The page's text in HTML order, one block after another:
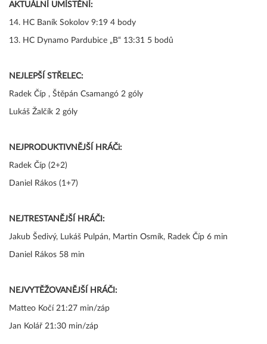
AKTUÁLNÍ UMÍSTĚNÍ:
14. HC Baník Sokolov 9:19 4 body
13. HC Dynamo Pardubice „B“ 13:31 5 bodů
NEJLEPŠÍ STŘELEC:
Radek Číp , Štěpán Csamangó 2 góly
Lukáš Žalčík 2 góly
NEJPRODUKTIVNĚJŠÍ HRÁČi:
Radek Číp (2+2)
Daniel Rákos (1+7)
NEJTRESTANĚJŠÍ HRÁČI:
Jakub Šedivý, Lukáš Pulpán, Martin Osmík, Radek Číp 6 min
Daniel Rákos 58 min
NEJVYTĚŽOVANĚJŠÍ HRÁČI:
Matteo Kočí 21:27 min/záp
Jan Kolář 21:30 min/záp